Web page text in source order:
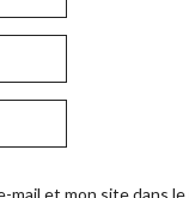
mail et mon site dans